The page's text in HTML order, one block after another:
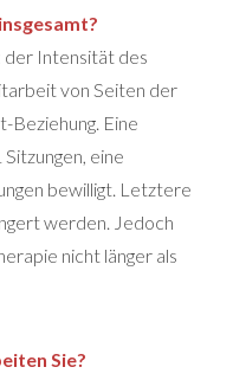
der Intensität des
von Seiten der
Eine
eine
bewilligt. Letztere
werden. Jedoch
nicht länger als
Sie?